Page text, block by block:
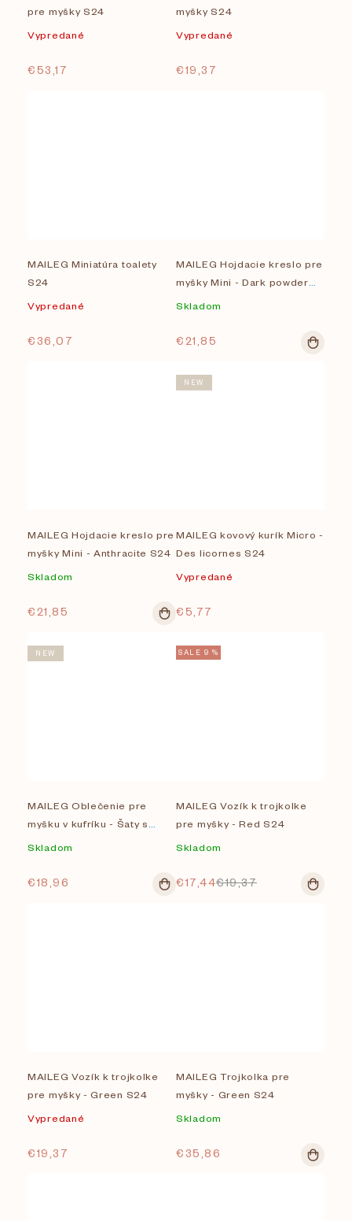
pre myšky S24
Vypredané
€53,17
myšky S24
Vypredané
€19,37
MAILEG Miniatúra toalety
S24
Vypredané
€36,07
MAILEG Hojdacie kreslo pre
myšky Mini - Dark powder
Skladom
€21,85
MAILEG Hojdacie kreslo pre
myšky Mini - Anthracite S24
Skladom
€21,85
NEW
MAILEG kovový kurík Micro -
Des licornes S24
Vypredané
€5,77
NEW
MAILEG Oblečenie pre
myšku v kufríku - Šaty s
Skladom
€18,96
SALE 9 %
MAILEG Vozík k trojkolke
pre myšky - Red S24
Skladom
€17,44€19,37
MAILEG Vozík k trojkolke
pre myšky - Green S24
Vypredané
€19,37
MAILEG Trojkolka pre
myšky - Green S24
Skladom
€35,86